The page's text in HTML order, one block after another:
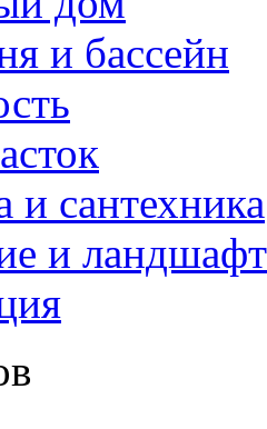
и бассейн
и сантехника
и